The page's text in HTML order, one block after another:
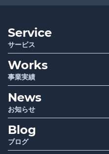
Service
サービス
Executive Club
Club TRAPE クラブトラピ
Sociwell
Infrastructure
Works
事業実績
Project
Seminar 講演 / セミナー
Report
News
お知らせ
Blog
ブログ